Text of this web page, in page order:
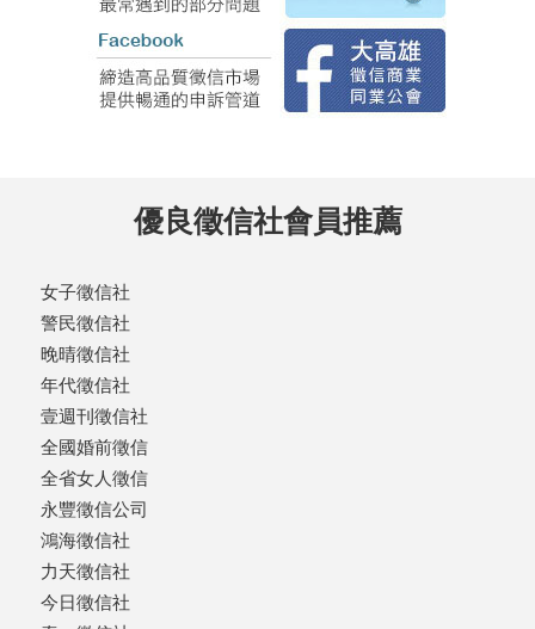
優良徵信社會員推薦
女子徵信社
警民徵信社
晚晴徵信社
年代徵信社
壹週刊徵信社
全國婚前徵信
全省女人徵信
永豐徵信公司
鴻海徵信社
力天徵信社
今日徵信社